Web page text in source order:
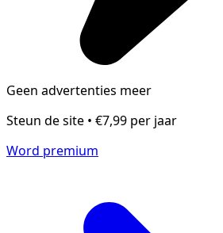
Geen advertenties meer
Steun de site • €7,99 per jaar
Word premium